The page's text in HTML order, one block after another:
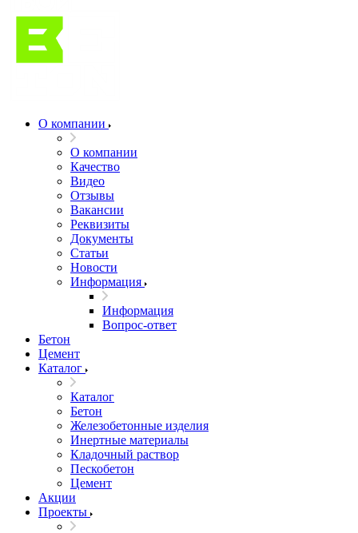
О компании
О компании
Качество
Видео
Отзывы
Вакансии
Реквизиты
Документы
Статьи
Новости
Информация
Информация
Вопрос-ответ
Бетон
Цемент
Каталог
Каталог
Бетон
Железобетонные изделия
Инертные материалы
Кладочный раствор
Пескобетон
Цемент
Акции
Проекты